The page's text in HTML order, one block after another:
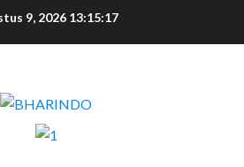
9, 2026 13:15:18